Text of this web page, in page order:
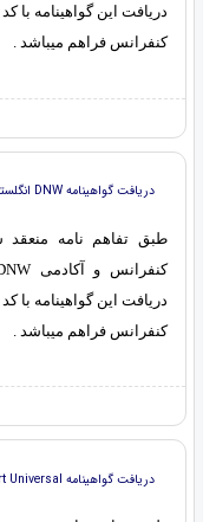
دریافت این گواهینامه
کنفرانس فراهم میباشد .
دریافت گواهینامه DNW انگلستان
طبق تفاهم نامه منعقد
دریافت این گواهینامه
کنفرانس فراهم میباشد .
دریافت گواهینامه Oxford Cert Universal